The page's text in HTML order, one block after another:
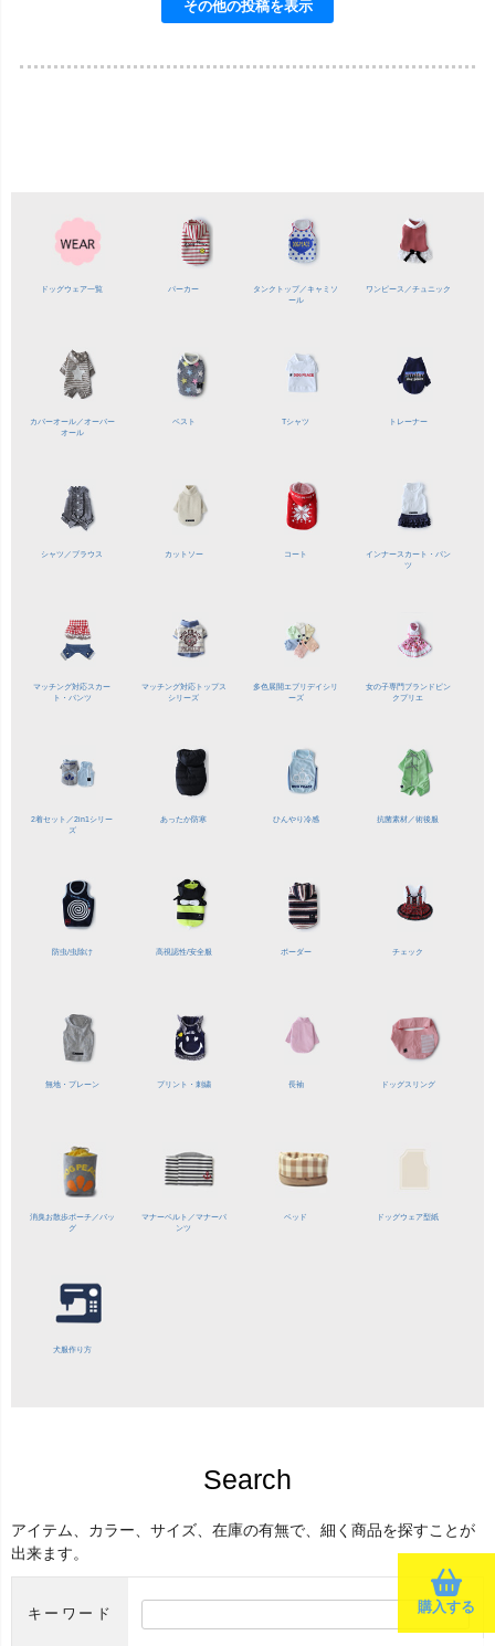
購入する
ドッグウェア一覧 パーカー タンクトップ／キャミソ
ール
ワンピース／チュニック
カバーオール／オーバー
オール
ベスト Tシャツ トレーナー
シャツ／ ブラウス カットソー コート
インナースカート・パン
ツ
マッチング対応スカー
ト・パンツ
マッチング対応トップス
シリーズ
多色展開 エブリデイシリ
ーズ
女の子専門ブランド ピン
クプリエ
2着セット／2in1シリー
ズ
あったか防寒 ひんやり冷感 抗菌素材／ 術後服
防虫/虫除け 高視認性/安全服 ボーダー チェック
無地・プレーン プリント・刺繍 長袖 ドッグスリング
消臭お散歩ポーチ／バッ
グ
マナーベルト／マナーパ
ンツ
ベッド ドッグウェア型紙
犬服作り方
Search
アイテム、カラー、サイズ、在庫の有無で、細く商品を探すことが
出来ます。
キーワード